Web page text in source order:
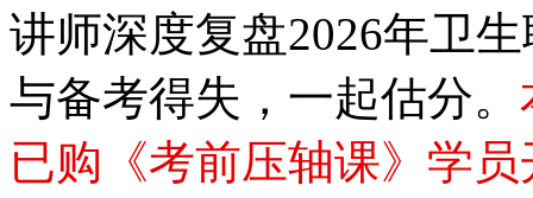
讲师深度复盘2026年卫
与备考得失，一起估分。
已购《考前压轴课》学